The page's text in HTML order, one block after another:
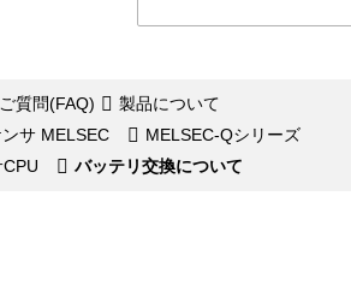
質問(FAQ)
製品について
サ MELSEC
MELSEC-Qシリーズ
バッテリ交換について